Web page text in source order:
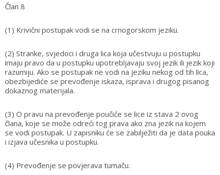
Član 8
(1) Krivični postupak vodi se na crnogorskom jeziku.
(2) Stranke, svjedoci i druga lica koja učestvuju u postupku
imaju pravo da u postupku upotrebljavaju svoj jezik ili jezik koji
razumiju. Ako se postupak ne vodi na jeziku nekog od tih lica,
obezbijediće se prevođenje iskaza, isprava i drugog pisanog
dokaznog materijala.
(3) O pravu na prevođenje poučiće se lice iz stava 2 ovog
člana, koje se može odreći tog prava ako zna jezik na kojem
se vodi postupak. U zapisniku će se zabilježiti da je data pouka
i izjava učesnika u postupku.
(4) Prevođenje se povjerava tumaču.